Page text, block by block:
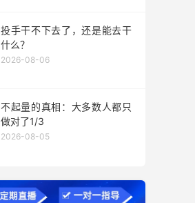
投手干不下去了，还是能去干
什么？
2026-08-06
不起量的真相：大多数人都只
做对了1/3
2026-08-05